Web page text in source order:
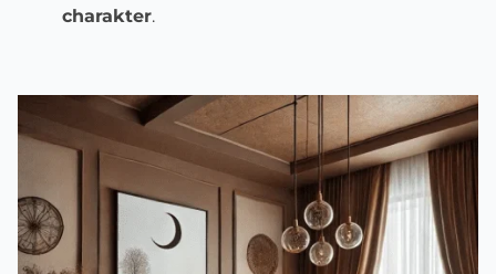
charakter.